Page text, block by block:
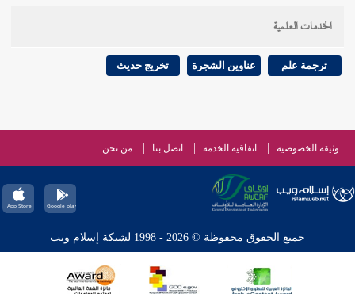
الخدمات العلمية
ترجمة علم عناوين الشجرة تخريج حديث
وثيقة الخصوصية اتفاقية الخدمة اتصل بنا من نحن
جميع الحقوق محفوظة © 2026 - 1998 لشبكة إسلام ويب